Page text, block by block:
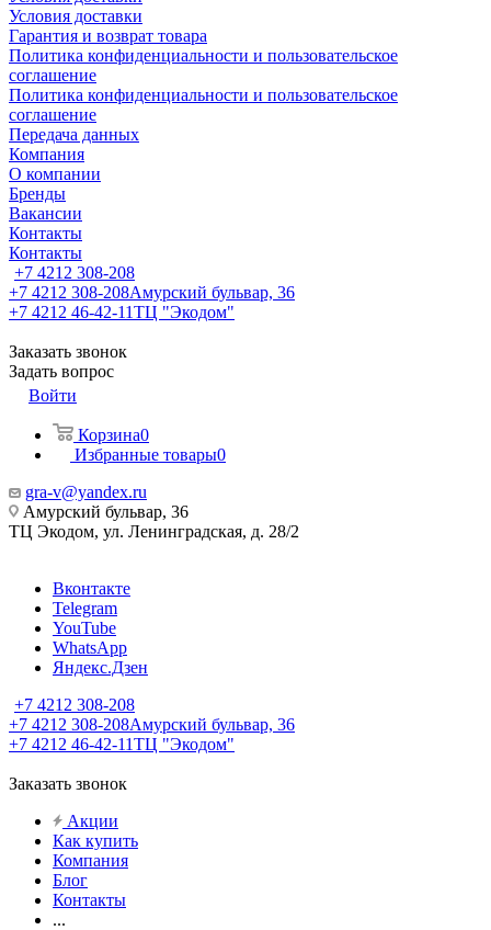
Условия доставки
Гарантия и возврат товара
Политика конфиденциальности и пользовательское
соглашение
Политика конфиденциальности и пользовательское
соглашение
Передача данных
Компания
О компании
Бренды
Вакансии
Контакты
Контакты
+7 4212 308-208
+7 4212 308-208Амурский бульвар, 36
+7 4212 46-42-11ТЦ "Экодом"
Заказать звонок
Задать вопрос
Войти
Корзина0
Избранные товары0
gra-v@yandex.ru
Амурский бульвар, 36
ТЦ Экодом, ул. Ленинградская, д. 28/2
Вконтакте
Telegram
YouTube
WhatsApp
Яндекс.Дзен
+7 4212 308-208
+7 4212 308-208Амурский бульвар, 36
+7 4212 46-42-11ТЦ "Экодом"
Заказать звонок
Акции
Как купить
Компания
Блог
Контакты
...